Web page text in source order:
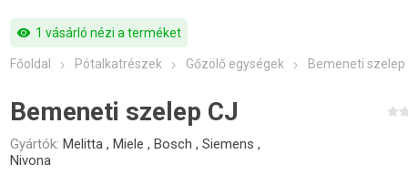
pörkölt kávé
kávéfőzők Karos kávéfőzők
Hűtőszekrény
Víztartályok
professional Tisztítószerek
Cukrok Ajándéktárgyak
Philips Saeco Dr.Coffee Siemens
visibility 1 vásárló nézi a terméket
Főoldal Pótalkatrészek Gőzölő egységek Bemeneti szelep
Bemeneti szelep CJ
Gyártók: Melitta , Miele , Bosch , Siemens ,
Nivona